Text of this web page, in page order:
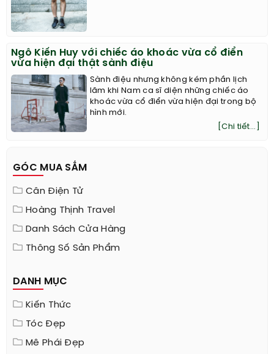
Ngô Kiến Huy với chiếc áo khoác vừa cổ điển
vừa hiện đại thật sành điệu
Sành điệu nhưng không kém phần lịch
lãm khi Nam ca sĩ diện những chiếc áo
khoác vừa cổ điển vừa hiện đại trong bộ
hình mới.
[Chi tiết...]
GÓC MUA SẮM
Cân Điện Tử
Hoàng Thịnh Travel
Danh Sách Cửa Hàng
Thông Số Sản Phẩm
DANH MỤC
Kiến Thức
Tóc Đẹp
Mê Phái Đẹp